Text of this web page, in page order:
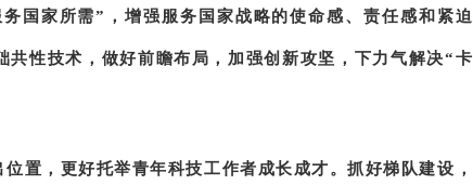
国家所需”，增强服务国家战略的使命感、责任感和紧迫
共性技术，做好前瞻布局，加强创新攻坚，下力气解决“卡
置，更好托举青年科技工作者成长成才。抓好梯队建设，